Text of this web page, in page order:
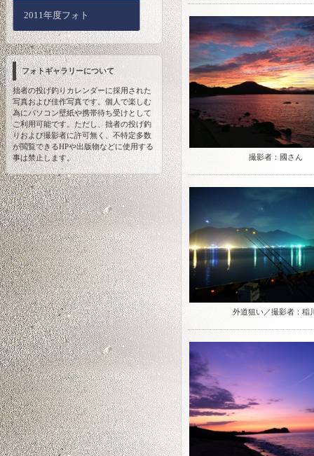
撮影者：國さん
外道狙い／撮影者：稲
2011年度フォト
フォトギャラリーについて
拙者の投げ釣りカレンダーに採用された
写真および佳作写真です。個人で楽しむ
為にパソコン壁紙や携帯待ち受けとして
ご利用可能です。ただし、拙者の投げ釣
りおよび撮影者に許可無く、不特定多数
が閲覧できるHPや出版物などに使用する
事は禁止します。